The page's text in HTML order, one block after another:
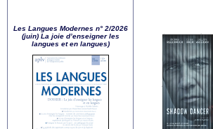
Les Langues Modernes n° 2/2026
(juin) La joie d’enseigner les
langues et en langues)